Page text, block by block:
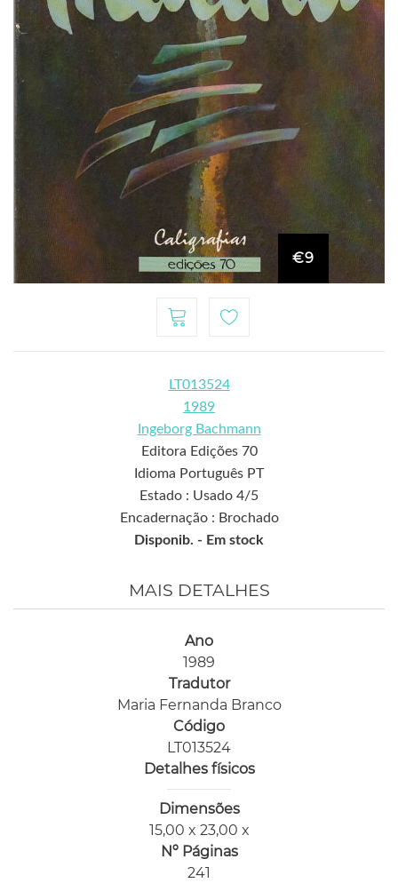
€9
LT013524
1989
Ingeborg Bachmann
Editora Edições 70
Idioma Português PT
Estado : Usado 4/5
Encadernação : Brochado
Disponib. - Em stock
MAIS DETALHES
Ano
1989
Tradutor
Maria Fernanda Branco
Código
LT013524
Detalhes físicos
Dimensões
15,00 x 23,00 x
Nº Páginas
241